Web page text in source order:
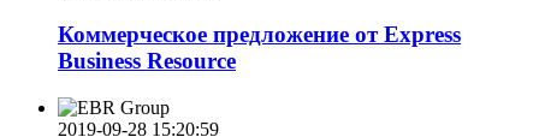
Коммерческое предложение от Express
Business Resource
2019-09-28 15:20:59